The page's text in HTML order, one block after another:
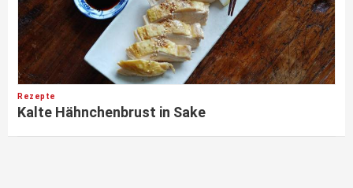
Rezepte
Kalte Hähnchenbrust in Sake